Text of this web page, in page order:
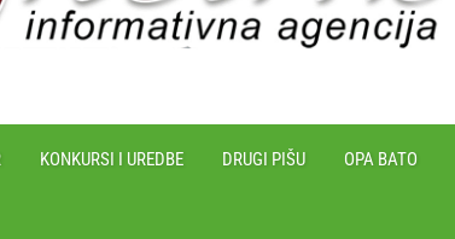
KONKURSI I UREDBE DRUGI PIŠU OPA BATO